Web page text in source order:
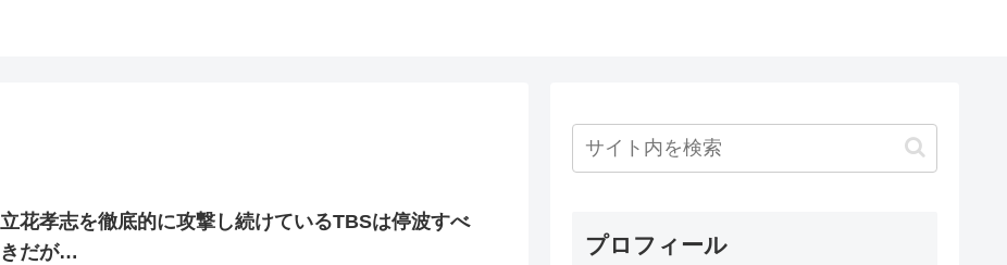
立花孝志を徹底的に攻撃し続けているTBSは停波すべ
きだが…
プロフィール